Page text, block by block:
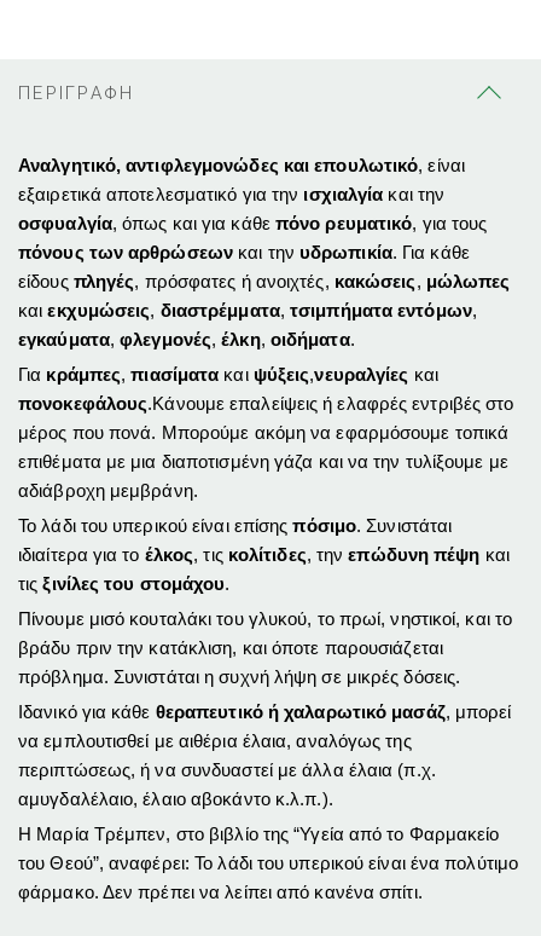
ΠΕΡΙΓΡΑΦΗ
Αναλγητικό, αντιφλεγμονώδες και επουλωτικό, είναι
εξαιρετικά αποτελεσματικό για την ισχιαλγία και την
οσφυαλγία, όπως και για κάθε πόνο ρευματικό, για τους
πόνους των αρθρώσεων και την υδρωπικία. Για κάθε
είδους πληγές, πρόσφατες ή ανοιχτές, κακώσεις, μώλωπες
και εκχυμώσεις, διαστρέμματα, τσιμπήματα εντόμων,
εγκαύματα, φλεγμονές, έλκη, οιδήματα.
Για κράμπες, πιασίματα και ψύξεις,νευραλγίες και
πονοκεφάλους.Κάνουμε επαλείψεις ή ελαφρές εντριβές στο
μέρος που πονά. Μπορούμε ακόμη να εφαρμόσουμε τοπικά
επιθέματα με μια διαποτισμένη γάζα και να την τυλίξουμε με
αδιάβροχη μεμβράνη.
Το λάδι του υπερικού είναι επίσης πόσιμο. Συνιστάται
ιδιαίτερα για το έλκος, τιςκολίτιδες, την επώδυνη πέψη και
τις ξινίλες του στομάχου.
Πίνουμε μισό κουταλάκι του γλυκού, το πρωί, νηστικοί, και το
βράδυ πριν την κατάκλιση, και όποτε παρουσιάζεται
πρόβλημα. Συνιστάται η συχνή λήψη σε μικρές δόσεις.
Ιδανικό για κάθε θεραπευτικό ή χαλαρωτικό μασάζ, μπορεί
να εμπλουτισθεί με αιθέρια έλαια, αναλόγως της
περιπτώσεως, ή να συνδυαστεί με άλλα έλαια (π.χ.
αμυγδαλέλαιο, έλαιο αβοκάντο κ.λ.π.).
Η Μαρία Τρέμπεν, στο βιβλίο της “Υγεία από το Φαρμακείο
του Θεού”, αναφέρει: Το λάδι του υπερικού είναι ένα πολύτιμο
φάρμακο. Δεν πρέπει να λείπει από κανένα σπίτι.